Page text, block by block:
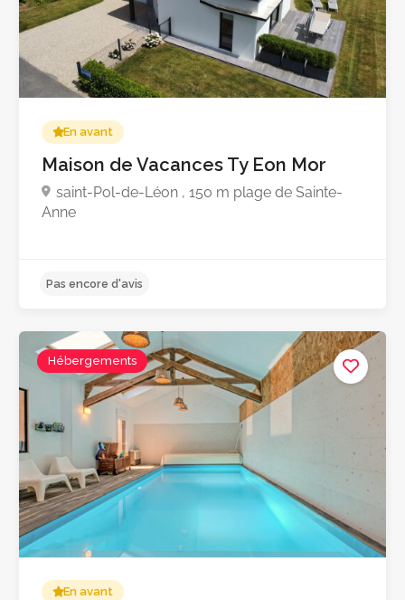
Pas encore d'avis
Pas encore d'avis
En avant
Maison de Vacances Ty Eon Mor
saint-Pol-de-Léon , 150 m plage de Sainte-
Anne
Hébergements
En avant